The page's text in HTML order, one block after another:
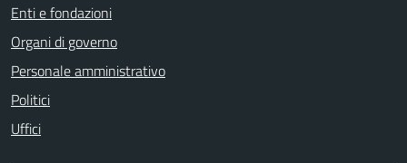
Enti e fondazioni
Organi di governo
Personale amministrativo
Politici
Uffici